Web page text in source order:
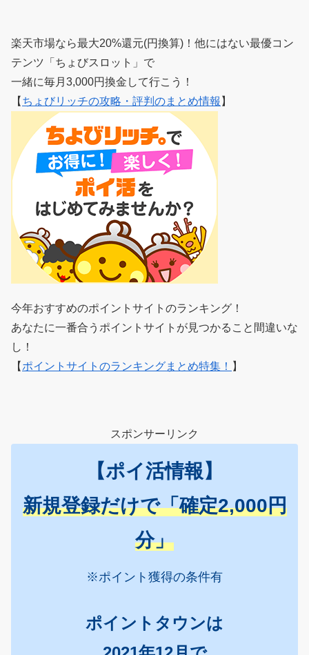
楽天市場なら最大20%還元(円換算)！他にはない最優コン
テンツ「ちょびスロット」で
一緒に毎月3,000円換金して行こう！
【 ちょびリッチの攻略・評判のまとめ情報 】
今年おすすめのポイントサイトのランキング！
あなたに一番合うポイントサイトが見つかること間違いな
し！
【 ポイントサイトのランキングまとめ特集！ 】
スポンサーリンク
【ポイ活情報】
新規登録だけで「確定2,000円
分」
※ポイント獲得の条件有
ポイントタウンは